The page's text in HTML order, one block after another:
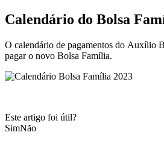
Calendário do Bolsa
O calendário de pagamentos do Auxílio
pagar o novo Bolsa Família.
Este artigo foi útil?
SimNão